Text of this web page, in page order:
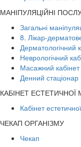
МАНІПУЛЯЦІЙНІ
Загальні
8. Лікар-
Дерматологічний
Неврологічний
Масажний кабінет
Денний стаціонар
КАБІНЕТ
Кабінет
ЧЕКАП ОРГАНІЗМУ
Чекап